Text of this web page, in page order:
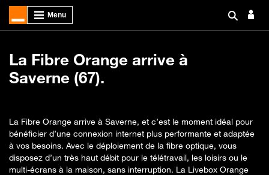
La Fibre Orange arrive à
Saverne (67).
La Fibre Orange arrive à Saverne, et c’est le moment idéal pour
bénéficier d’une connexion internet plus performante et adaptée
à vos besoins. Avec le déploiement de la fibre optique, vous
disposez d’un très haut débit pour le télétravail, les loisirs ou le
multi-écrans à la maison, sans interruption. La Livebox Orange